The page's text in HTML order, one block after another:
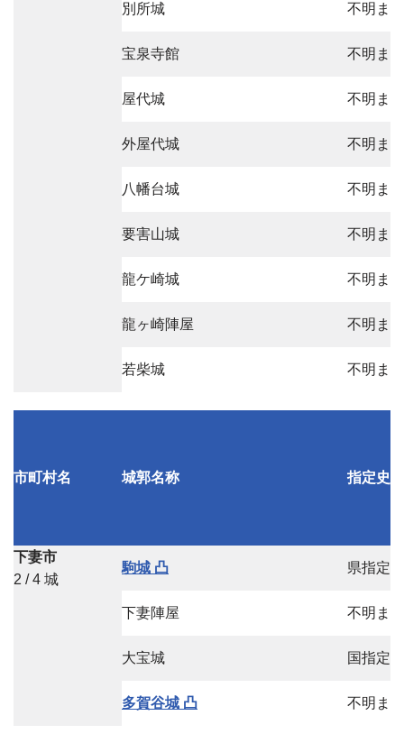
別所城 不明ま
宝泉寺館 不明ま
屋代城 不明ま
外屋代城 不明ま
八幡台城 不明ま
要害山城 不明ま
龍ケ崎城 不明ま
龍ヶ崎陣屋 不明ま
若柴城 不明ま
市町村名 城郭名称 指定史跡
下妻市
2 / 4 城
駒城 凸 県指定
下妻陣屋 不明ま
大宝城 国指定
多賀谷城 凸 不明ま